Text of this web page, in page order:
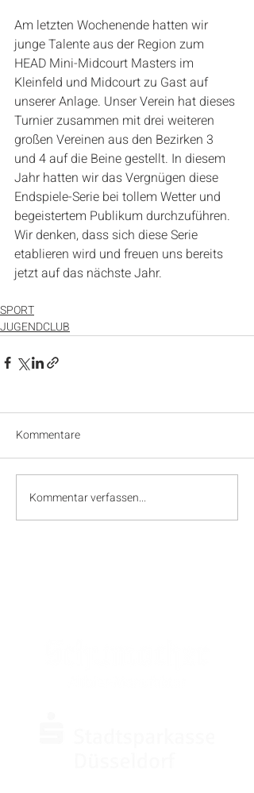
Am letzten Wochenende hatten wir
junge Talente aus der Region zum
HEAD Mini-Midcourt Masters im
Kleinfeld und Midcourt zu Gast auf
unserer Anlage. Unser Verein hat dieses
Turnier zusammen mit drei weiteren
großen Vereinen aus den Bezirken 3
und 4 auf die Beine gestellt. In diesem
Jahr hatten wir das Vergnügen diese
Endspiele-Serie bei tollem Wetter und
begeistertem Publikum durchzuführen.
Wir denken, dass sich diese Serie
etablieren wird und freuen uns bereits
jetzt auf das nächste Jahr.
SPORT
JUGENDCLUB
Kommentare
Kommentar verfassen...